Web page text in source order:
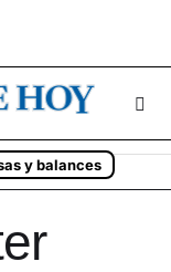
y balances